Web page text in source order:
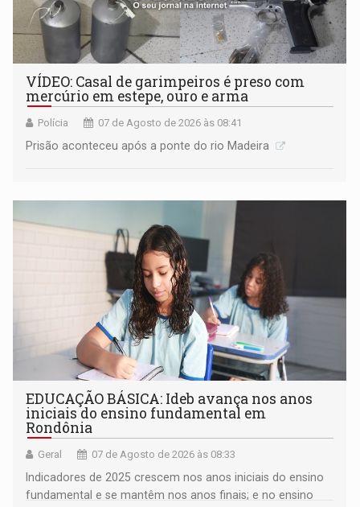
VÍDEO: Casal de garimpeiros é preso com
mercúrio em estepe, ouro e arma
Polícia 07 de Agosto de 2026 às 08:41
Prisão aconteceu após a ponte do rio Madeira
EDUCAÇÃO BÁSICA: Ideb avança nos anos
iniciais do ensino fundamental em
Rondônia
Geral 07 de Agosto de 2026 às 08:33
Indicadores de 2025 crescem nos anos iniciais do ensino
fundamental e se mantêm nos anos finais; e no ensino